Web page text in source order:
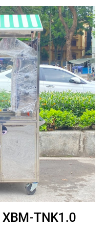
TNK1.0